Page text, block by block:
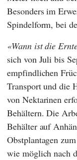
Besonders im
Spindelform, bei
Wann ist die
sich von Juli bis
empfindlichen
Transport und die
von Nektarinen
Behältern. Die
Behälter auf
Obstplantagen
wie möglich nach